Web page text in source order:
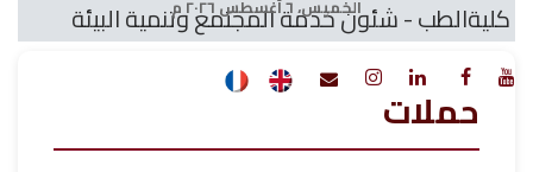
الخميس، ٦ أغسطس ٢٠٢٦ م
كليةالطب - شئون خدمة المجتمع وتنمية البيئة
حملات